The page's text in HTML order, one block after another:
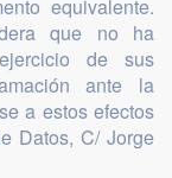
equivalente.
que no ha
de sus
ante la
a estos efectos
Datos, C/ Jorge